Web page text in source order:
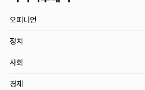
오피니언
정치
사회
경제